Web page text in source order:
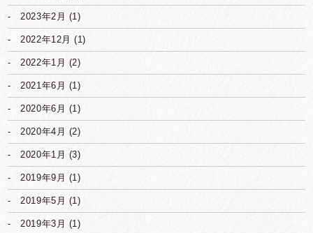
2023年2月 (1)
2022年12月 (1)
2022年1月 (2)
2021年6月 (1)
2020年6月 (1)
2020年4月 (2)
2020年1月 (3)
2019年9月 (1)
2019年5月 (1)
2019年3月 (1)